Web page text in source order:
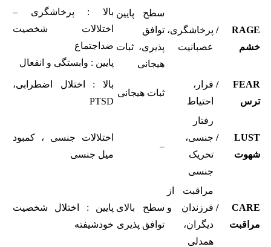
RAGE /
خشم
پرخاشگری،
عصبانیت
سطح پایین
توافق
پذیری، ثبات
هیجانی
بالا : پرخاشگری –
اختلالات شخصیت
ضداجتماع
پایین : وابستگی و انفعال
FEAR /
ترس
فرار،
احتیاط
ثبات هیجانی
بالا : اختلال اضطرابی،
PTSD
LUST /
شهوت
رفتار
جنسی،
تحریک
جنسی
–
اختلالات جنسی ، کمبود
میل جنسی
CARE /
مراقبت
مراقبت از
فرزندان و
دیگران،
همدلی
سطح بالای
توافق پذیری
پایین : اختلال شخصیت
خودشیفته